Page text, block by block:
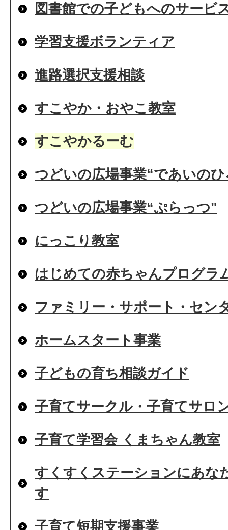
図書館での子どもへのサービ
学習支援ボランティア
進路選択支援相談
すこやか・おやこ教室
すこやかるーむ
つどいの広場事業“であいの
つどいの広場事業“ぷらっつ"
にっこり教室
はじめての赤ちゃんプログラ
ファミリー・サポート・セン
ホームスタート事業
子どもの育ち相談ガイド
子育てサークル・子育てサロ
子育て学習会 くまちゃん教室
すくすくステーションにあな
す
子育て短期支援事業